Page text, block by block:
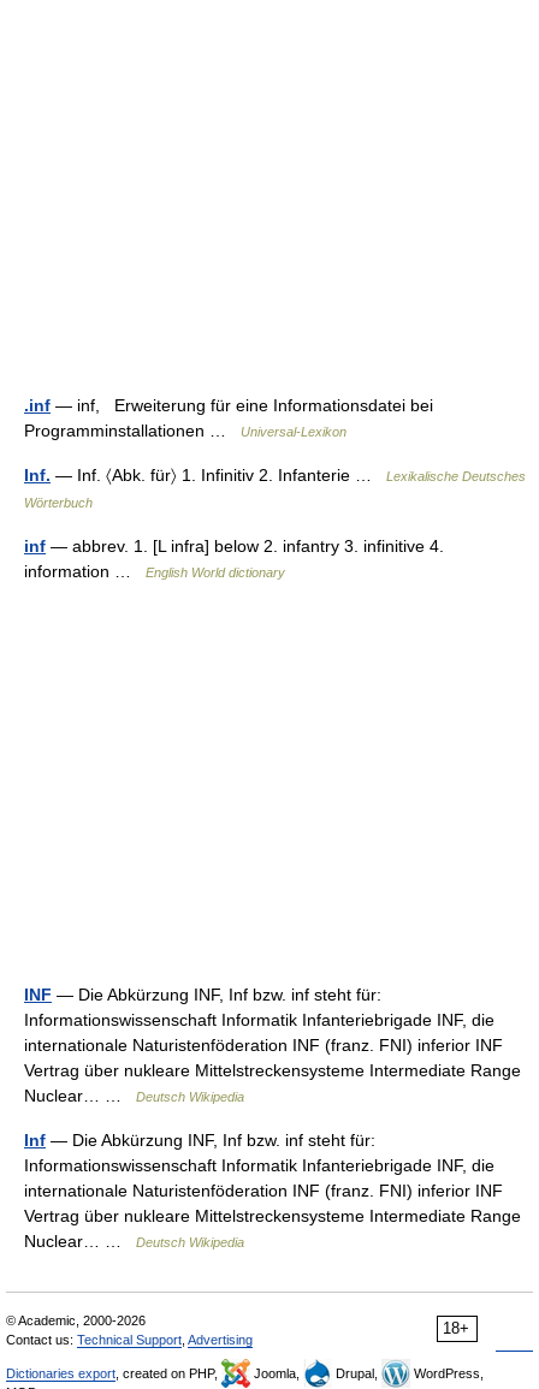
.inf — inf, Erweiterung für eine Informationsdatei bei
Programminstallationen …
Universal-Lexikon
Inf. — Inf. 〈Abk. für〉 1. Infinitiv 2. Infanterie …
Lexikalische Deutsches
Wörterbuch
inf — abbrev. 1. [L infra] below 2. infantry 3. infinitive 4.
information …
English World dictionary
INF — Die Abkürzung INF, Inf bzw. inf steht für:
Informationswissenschaft Informatik Infanteriebrigade INF, die
internationale Naturistenföderation INF (franz. FNI) inferior INF
Vertrag über nukleare Mittelstreckensysteme Intermediate Range
Nuclear… …
Deutsch Wikipedia
Inf — Die Abkürzung INF, Inf bzw. inf steht für:
Informationswissenschaft Informatik Infanteriebrigade INF, die
internationale Naturistenföderation INF (franz. FNI) inferior INF
Vertrag über nukleare Mittelstreckensysteme Intermediate Range
Nuclear… …
Deutsch Wikipedia
18+
© Academic, 2000-2026
Contact us: Technical Support Advertising
Dictionaries export , created on PHP, Joomla, Drupal,
WordPress,